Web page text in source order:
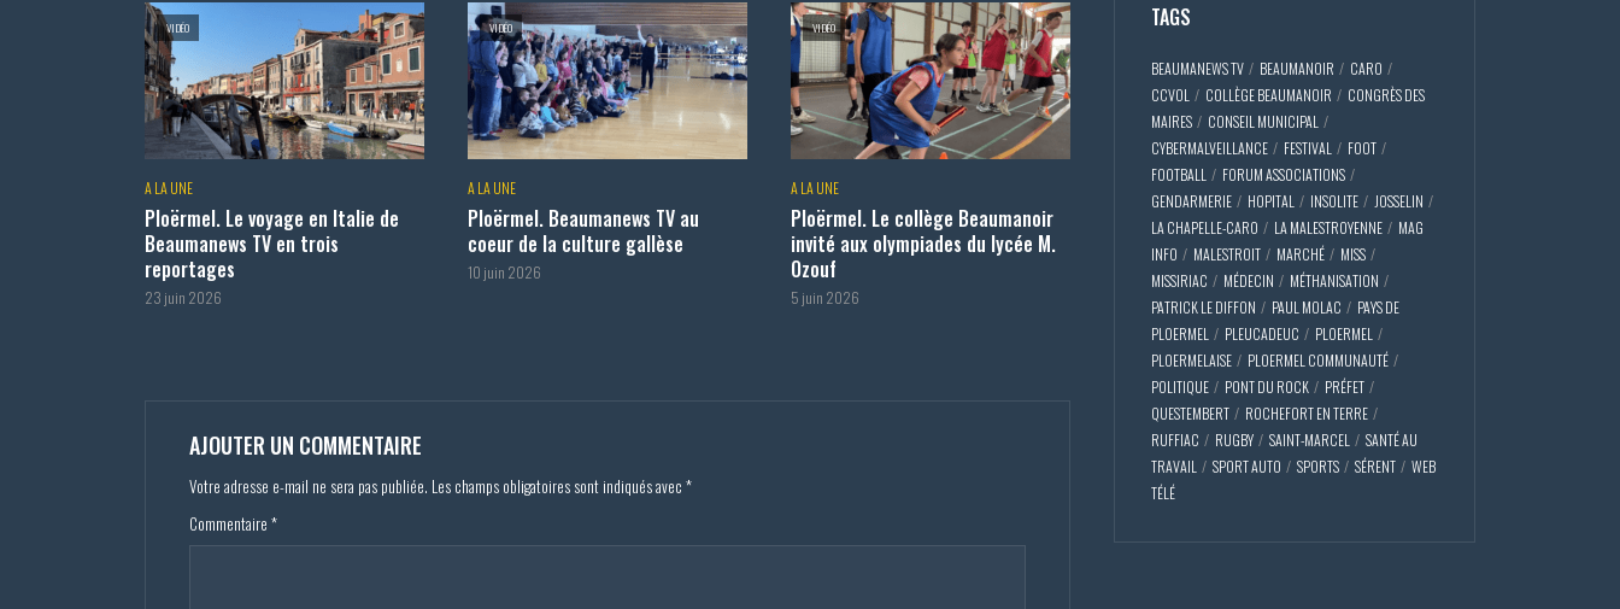
VIDÉO
A LA UNE
Ploërmel. Le voyage en Italie de
Beaumanews TV en trois
reportages
23 juin 2026
VIDÉO
A LA UNE
Ploërmel. Beaumanews TV au
coeur de la culture gallèse
10 juin 2026
VIDÉO
A LA UNE
Ploërmel. Le collège Beaumanoir
invité aux olympiades du lycée M.
Ozouf
5 juin 2026
AJOUTER UN COMMENTAIRE
Votre adresse e-mail ne sera pas publiée. Les champs obligatoires sont indiqués avec *
Commentaire *
TAGS
BEAUMANEWS TV BEAUMANOIR
CARO
CCVOL
COLLÈGE BEAUMANOIR
CONGRÈS DES
MAIRES
CONSEIL MUNICIPAL
CYBERMALVEILLANCE
FESTIVAL
FOOT
FOOTBALL
FORUM ASSOCIATIONS
GENDARMERIE
HOPITAL INSOLITE
JOSSELIN
LA CHAPELLE-CARO
LA MALESTROYENNE
MAG
INFO
MALESTROIT MARCHÉ
MISS
MISSIRIAC
MÉDECIN
MÉTHANISATION
PATRICK LE DIFFON
PAUL MOLAC
PAYS DE
PLOERMEL
PLEUCADEUC
PLOERMEL
PLOERMELAISE
PLOERMEL COMMUNAUTÉ
POLITIQUE
PONT DU ROCK
PRÉFET
QUESTEMBERT
ROCHEFORT EN TERRE
RUFFIAC
RUGBY SAINT-MARCEL
SANTÉ AU
TRAVAIL
SPORT AUTO SPORTS SÉRENT
WEB
TÉLÉ